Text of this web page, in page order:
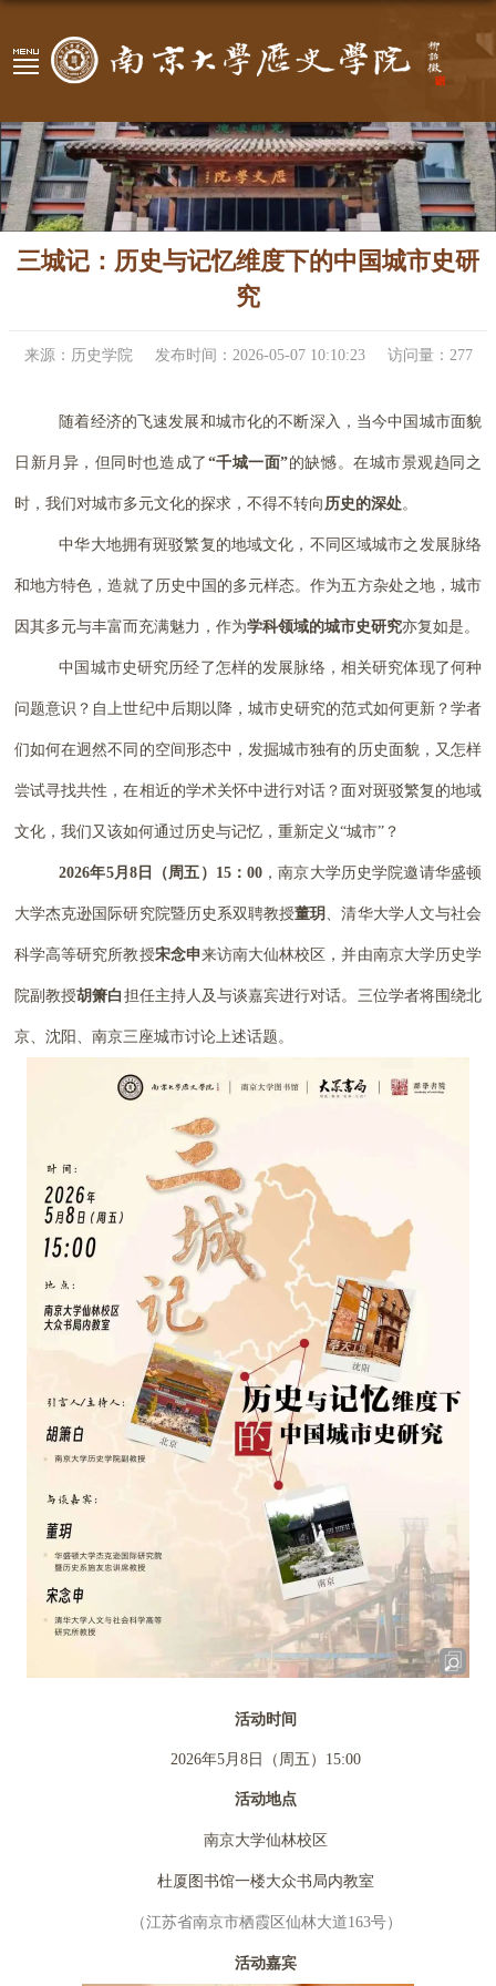
三城记：历史与记忆维度下的中国城市史研
究
来源：历史学院 发布时间：2026-05-07 10:10:23 访问量： 277
随着经济的飞速发展和城市化的不断深入，当今中国城市面貌
日新月异，但同时也造成了 “千城一面”的缺憾。在城市景观趋同之
时，我们对城市多元文化的探求，不得不转向 历史的深处。
中华大地拥有斑驳繁复的地域文化，不同区域城市之发展脉络
和地方特色，造就了历史中国的多元样态。作为五方杂处之地，城市
因其多元与丰富而充满魅力，作为学科领域的城市史研究亦复如是。
中国城市史研究历经了怎样的发展脉络，相关研究体现了何种
问题意识？自上世纪中后期以降，城市史研究的范式如何更新？学者
们如何在迥然不同的空间形态中，发掘城市独有的历史面貌，又怎样
尝试寻找共性，在相近的学术关怀中进行对话？面对斑驳繁复的地域
文化，我们又该如何通过历史与记忆，重新定义“城市”？
2026年5月8日（周五）15：00 ，南京大学历史学院邀请华盛顿
大学杰克逊国际研究院暨历史系双聘教授董玥 、清华大学人文与社会
科学高等研究所教授宋念申来访南大仙林校区，并由南京大学历史学
院副教授胡箫白 担任主持人及与谈嘉宾进行对话。三位学者将围绕北
京、沈阳、南京三座城市讨论上述话题。
活动时间
2026年5月8日（周五）15:00
活动地点
南京大学仙林校区
杜厦图书馆一楼大众书局内教室
（江苏省南京市栖霞区仙林大道163号）
活动嘉宾